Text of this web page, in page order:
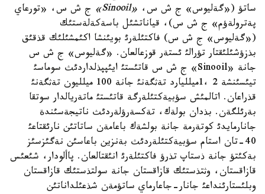
ساتؤ («گةليوس» ج ش س، «Sinooil»
ج ش س، «تورعاي
پةترولةؤم» ج ش س)، قياناتشئل باسةكةلةستئك
(«گةليوس» ج ش س) فاكتئلةرئ بويئنشا اكئمشئلئك قذقئق
بذزؤشئلئقتار تؤرالئ ئستةر قوزعالعان. «گةليوس» ج ش س
جانة «Sinooil» ج ش س قاتئستئ ايئپپذلداردئث سوماسئ
تيئسئنشة 2 ،1ميلليارد تةثگةنئ جانة 100 ميلليون تةثگةنئ
قذراعان. اتالمئش سؤبيةكتئلةرگة قاتئستئ ماتةريالدار سوتقا
بةرئلگةن. بذدان بولةك، تةكسةرؤلةردئث ناتيجةسئندة
جانارمايدئ كوتةرمة جانة بولشةك باعامةن ساتاتئن نارئقتاعئ
40-تان استام سؤبيةكتئلةردئث بةنزين باعاسئن نةگئزسئز
بةكئتؤ جانة ذستاپ تذرؤ فاكتئلةرئ انئقتالعان. پاألودار، شئعئس
قازاقستان، وثتذستئك قازاقستان جانة سولتذستئك قازاقستان
وبلئستارئنداعئ جانار-جاعارماي ساتؤمةن شذعئلداناتئن